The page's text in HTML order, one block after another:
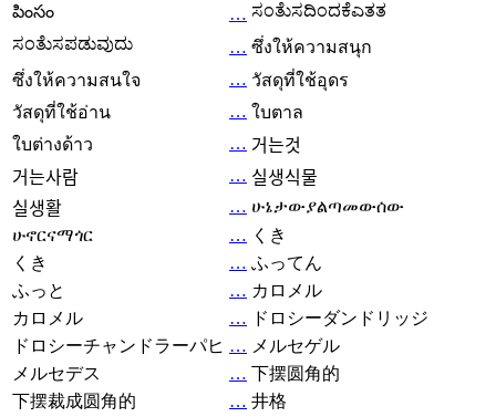
పింసం
… ಸಂತೆುಸದಿಂದಕೆಎತತ
ಸಂತೆುಸಪಡುವುದು
… ซึ่งให้ความสนุก
ซึ่งให้ความสนใจ
… วัสดุที่ใช้อุดร
วัสดุที่ใช้อ่าน
… ใบตาล
ใบต่างด้าว
… 거는것
거는사람
… 실생식물
실생활
… ሁኔታውያልጣመውሰው
ሁኖርናማጎር
… くき
くき
… ふってん
ふっと
… カロメル
カロメル
… ドロシーダンドリッジ
ドロシーチャンドラーパヒ … メルセゲル
メルセデス
… 下摆圆角的
下摆裁成圆角的
… 井格